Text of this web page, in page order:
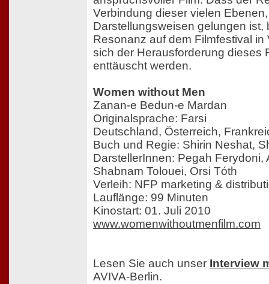
Verbindung dieser vielen
Darstellungsweisen gelungen ist,
Resonanz auf dem Filmfestival in
sich der Herausforderung dieses
enttäuscht werden.
Women without Men
Zanan-e Bedun-e Mardan
Originalsprache: Farsi
Deutschland, Österreich,
Buch und Regie: Shirin Neshat,
DarstellerInnen: Pegah Ferydoni,
Shabnam Tolouei, Orsi Tóth
Verleih: NFP marketing &
Lauflänge: 99 Minuten
Kinostart: 01. Juli 2010
www.womenwithoutmenfilm.com
Lesen Sie auch unser Interview
AVIVA-Berlin.